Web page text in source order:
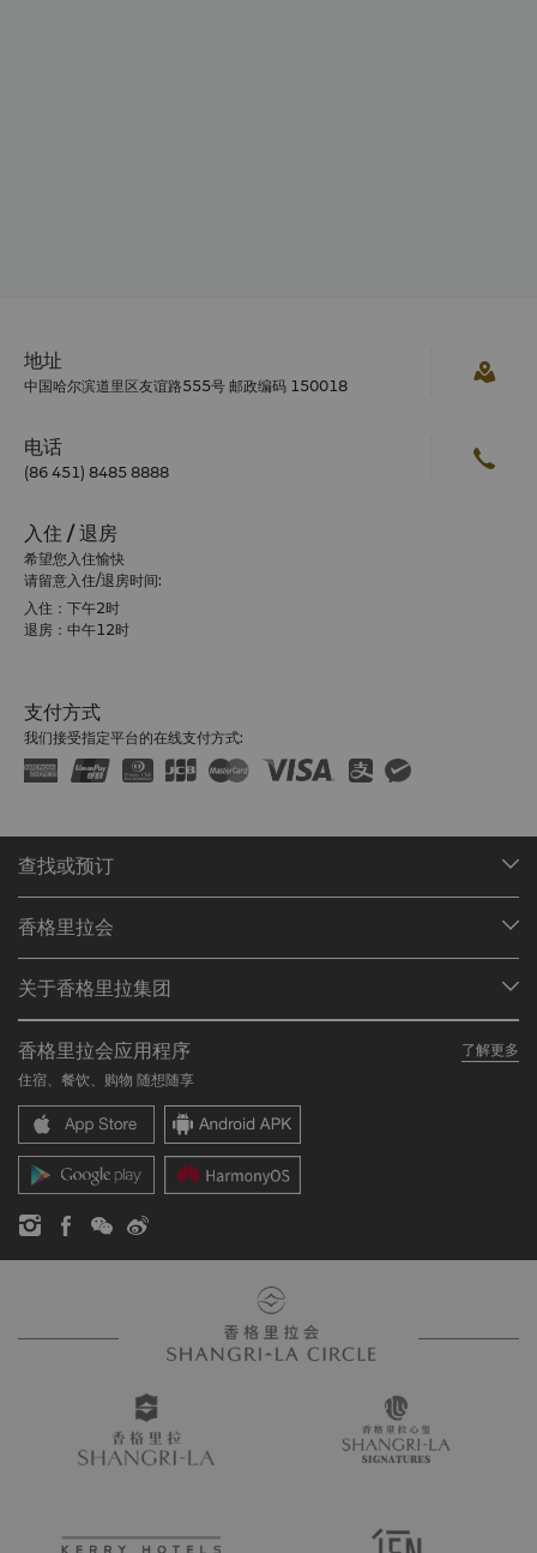
地址
中国哈尔滨道里区友谊路555号 邮政编码 150018
电话
(86 451) 8485 8888
入住 / 退房
希望您入住愉快
请留意入住/退房时间:
入住：下午2时
退房：中午12时
支付方式
我们接受指定平台的在线支付方式:
查找或预订
查找预订
餐厅与酒吧
香格里拉会
加入香格里拉会
常见问题
联络我们
关于香格里拉集团
我们的酒店品牌
香格里拉中心
香格里拉公寓
联系方式
职业发展
企业社会责任
新闻稿
香格里拉会应用程序
了解更多
住宿、餐饮、购物 随想随享